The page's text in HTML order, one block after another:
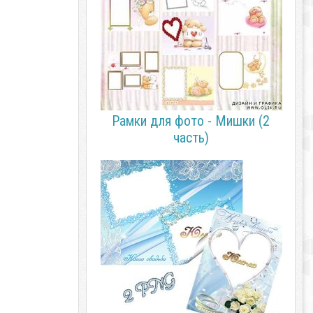
Рамки для фото - Мишки (2
часть)